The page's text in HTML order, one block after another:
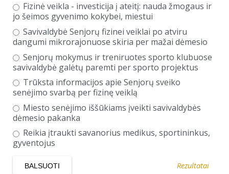
Fizinė veikla - investicija į ateitį: nauda žmogaus ir
jo šeimos gyvenimo kokybei, miestui
Savivaldybė Senjorų fizinei veiklai po atviru
dangumi mikrorajonuose skiria per mažai dėmesio
Senjorų mokymus ir treniruotes sporto klubuose
savivaldybė galėtų paremti per sporto projektus
Trūksta informacijos apie Senjorų sveiko
senėjimo svarbą per fizinę veiklą
Miesto senėjimo iššūkiams įveikti savivaldybės
dėmesio pakanka
Reikia įtraukti savanorius medikus, sportininkus,
gyventojus
Rezultatai